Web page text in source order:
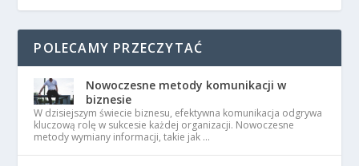
POLECAMY PRZECZYTAĆ
Nowoczesne metody komunikacji w
biznesie
W dzisiejszym świecie biznesu, efektywna komunikacja odgrywa
kluczową rolę w sukcesie każdej organizacji. Nowoczesne
metody wymiany informacji, takie jak …